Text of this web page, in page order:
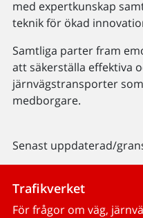
med expertkunskap
teknik för ökad
Samtliga parter fram
att säkerställa effektiva
järnvägstransporter
medborgare.
Senast uppdaterad/
Trafikverket
För frågor om väg,